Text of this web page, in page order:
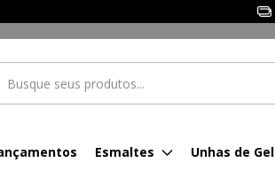
Esmaltes Unhas de Gel